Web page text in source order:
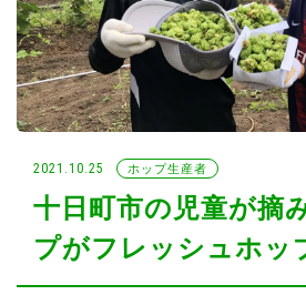
2021.10.25 ホップ生産者
十日町市の児童が摘
プがフレッシュホッ